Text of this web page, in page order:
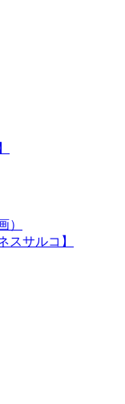
）
スサルコ】